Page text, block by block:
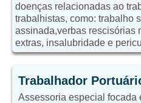
doenças relacionadas ao
trabalhistas, como: trabalho
assinada,verbas rescisórias
extras, insalubridade e
Trabalhador
Assessoria especial focada